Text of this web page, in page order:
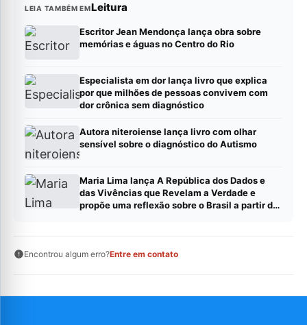
LEIA TAMBÉM EMLeitura
Escritor Jean Mendonça lança obra sobre
memórias e águas no Centro do Rio
Especialista em dor lança livro que explica
por que milhões de pessoas convivem com
dor crônica sem diagnóstico
Autora niteroiense lança livro com olhar
sensível sobre o diagnóstico do Autismo
Maria Lima lança A República dos Dados e
das Vivências que Revelam a Verdade e
propõe uma reflexão sobre o Brasil a partir de
Encontrou algum erro?Entre em contato